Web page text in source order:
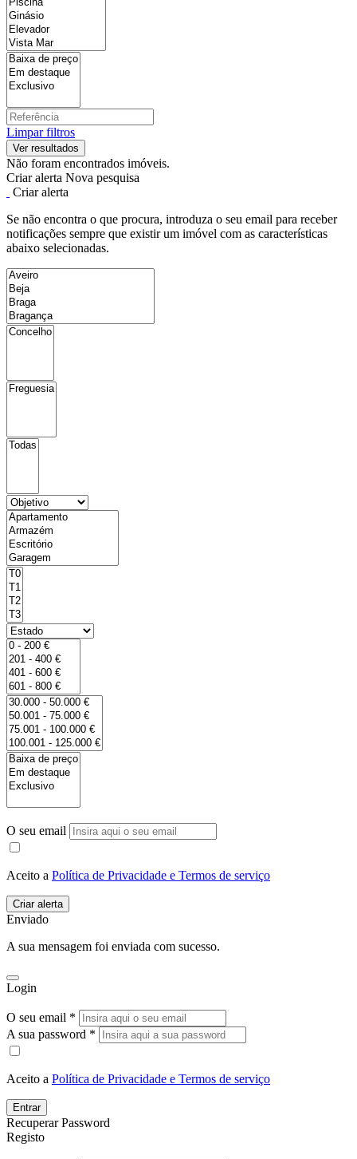
Limpar filtros
Não foram encontrados imóveis.
Criar alerta Nova pesquisa
Criar alerta
Se não encontra o que procura, introduza o seu email para receber
notificações sempre que existir um imóvel com as características
abaixo selecionadas.
O seu email
Aceito a Política de Privacidade e Termos de serviço
Enviado
A sua mensagem foi enviada com sucesso.
Login
O seu email *
A sua password *
Aceito a Política de Privacidade e Termos de serviço
Entrar
Recuperar Password
Registo